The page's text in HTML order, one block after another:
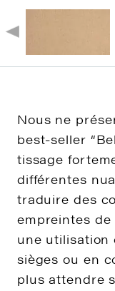
Nous ne
best-seller
tissage
différentes
traduire des
empreintes
une utilisation
sièges ou en
plus attendre